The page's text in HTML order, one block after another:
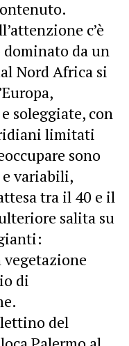
c’è
da un
Nord Africa si
soleggiate, con
limitati
sono
variabili,
tra il 40 e il
salita su
di
del